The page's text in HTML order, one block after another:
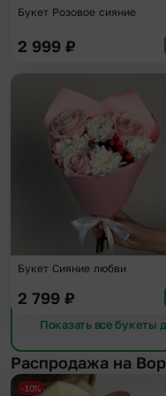
Букет Розовое сияние
2 999 ₽
Букет Сияние любви
2 799 ₽
Показать все букеты
Распродажа на
-10%